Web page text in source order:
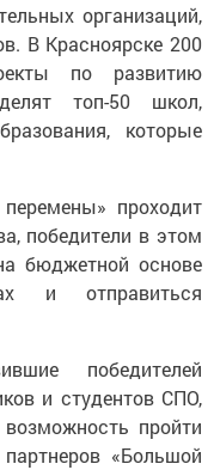
организаций,
В Красноярске 200
по развитию
топ-50 школ,
которые
проходит
победители в этом
бюджетной основе
и отправиться
победителей
и студентов СПО,
пройти
«Большой